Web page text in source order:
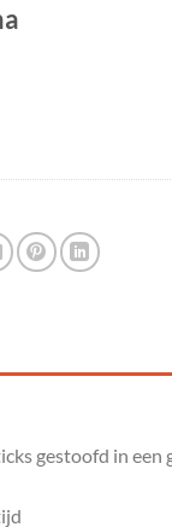
gestoofd in een